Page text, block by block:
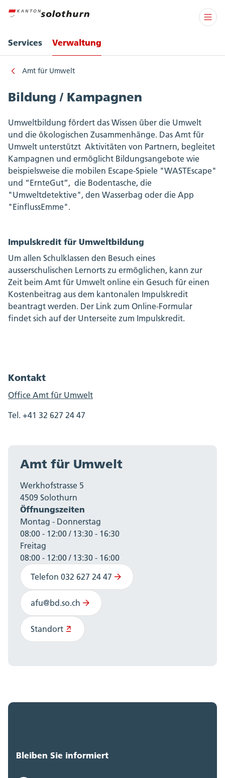
Services Verwaltung
Amt für Umwelt
Bildung / Kampagnen
Umweltbildung fördert das Wissen über die Umwelt
und die ökologischen Zusammenhänge. Das Amt für
Umwelt unterstützt Aktivitäten von Partnern, begleitet
Kampagnen und ermöglicht Bildungsangebote wie
beispielsweise die mobilen Escape-Spiele "WASTEscape"
und “ErnteGut”, die Bodentasche, die
"Umweltdetektive", den Wasserbag oder die App
"EinflussEmme".
Impulskredit für Umweltbildung
Um allen Schulklassen den Besuch eines
ausserschulischen Lernorts zu ermöglichen, kann zur
Zeit beim Amt für Umwelt online ein Gesuch für einen
Kostenbeitrag aus dem kantonalen Impulskredit
beantragt werden. Der Link zum Online-Formular
findet sich auf der Unterseite zum Impulskredit.
Kontakt
Office Amt für Umwelt
Tel. +41 32 627 24 47
Amt für Umwelt
Werkhofstrasse 5
4509 Solothurn
Öffnungszeiten
Montag - Donnerstag
08:00 - 12:00 / 13:30 - 16:30
Freitag
08:00 - 12:00 / 13:30 - 16:00
Telefon 032 627 24 47
afu@bd.so.ch
Standort
Bleiben Sie informiert